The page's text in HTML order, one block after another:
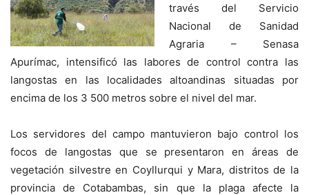
través del Servicio
Nacional de Sanidad
Agraria – Senasa
Apurímac, intensificó las labores de control contra las
langostas en las localidades altoandinas situadas por
encima de los 3 500 metros sobre el nivel del mar.
Los servidores del campo mantuvieron bajo control los
focos de langostas que se presentaron en áreas de
vegetación silvestre en Coyllurqui y Mara, distritos de la
provincia de Cotabambas, sin que la plaga afecte la